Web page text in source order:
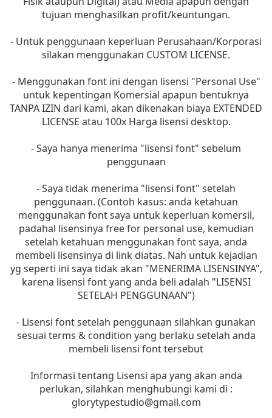
tujuan menghasilkan profit/keuntungan.
- Untuk penggunaan keperluan Perusahaan/Korporasi
silakan menggunakan CUSTOM LICENSE.
- Menggunakan font ini dengan lisensi "Personal Use"
untuk kepentingan Komersial apapun bentuknya
TANPA IZIN dari kami, akan dikenakan biaya EXTENDED
LICENSE atau 100x Harga lisensi desktop.
- Saya hanya menerima "lisensi font" sebelum
penggunaan
- Saya tidak menerima "lisensi font" setelah
penggunaan. (Contoh kasus: anda ketahuan
menggunakan font saya untuk keperluan komersil,
padahal lisensinya free for personal use, kemudian
setelah ketahuan menggunakan font saya, anda
membeli lisensinya di link diatas. Nah untuk kejadian
yg seperti ini saya tidak akan "MENERIMA LISENSINYA",
karena lisensi font yang anda beli adalah "LISENSI
SETELAH PENGGUNAAN")
- Lisensi font setelah penggunaan silahkan gunakan
sesuai terms & condition yang berlaku setelah anda
membeli lisensi font tersebut
Informasi tentang Lisensi apa yang akan anda
perlukan, silahkan menghubungi kami di :
glorytypestudio@gmail.com